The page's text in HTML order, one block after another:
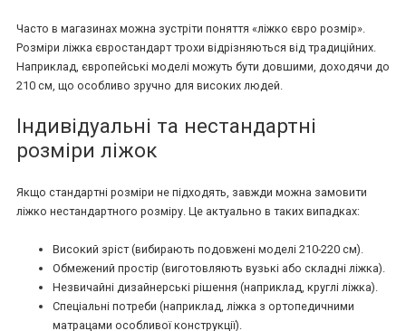
Часто в магазинах можна зустріти поняття «ліжко євро розмір».
Розміри ліжка євростандарт трохи відрізняються від традиційних.
Наприклад, європейські моделі можуть бути довшими, доходячи до
210 см, що особливо зручно для високих людей.
Індивідуальні та нестандартні
розміри ліжок
Якщо стандартні розміри не підходять, завжди можна замовити
ліжко нестандартного розміру. Це актуально в таких випадках:
Високий зріст (вибирають подовжені моделі 210-220 см).
Обмежений простір (виготовляють вузькі або складні ліжка).
Незвичайні дизайнерські рішення (наприклад, круглі ліжка).
Спеціальні потреби (наприклад, ліжка з ортопедичними
матрацами особливої конструкції).